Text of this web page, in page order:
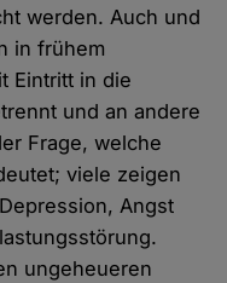
werden. Auch und
in frühem
Eintritt in die
und an andere
Frage, welche
viele zeigen
Angst
ungeheueren